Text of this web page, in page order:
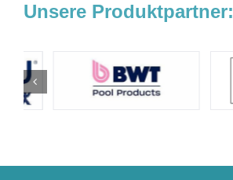
Unsere Produktpartner: